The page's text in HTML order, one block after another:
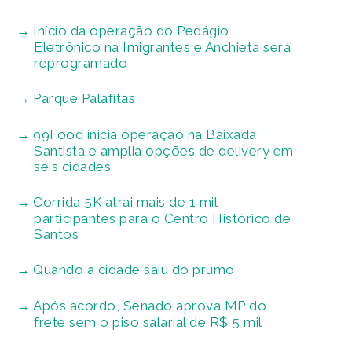
Início da operação do Pedágio
Eletrônico na Imigrantes e Anchieta será
reprogramado
Parque Palafitas
99Food inicia operação na Baixada
Santista e amplia opções de delivery em
seis cidades
Corrida 5K atrai mais de 1 mil
participantes para o Centro Histórico de
Santos
Quando a cidade saiu do prumo
Após acordo, Senado aprova MP do
frete sem o piso salarial de R$ 5 mil